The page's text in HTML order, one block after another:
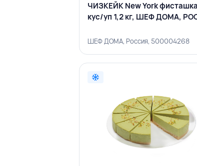
ЧИЗКЕЙК New York
кус/уп 1,2 кг, ШЕФ ДОМА,
ШЕФ ДОМА, Россия, 500004268